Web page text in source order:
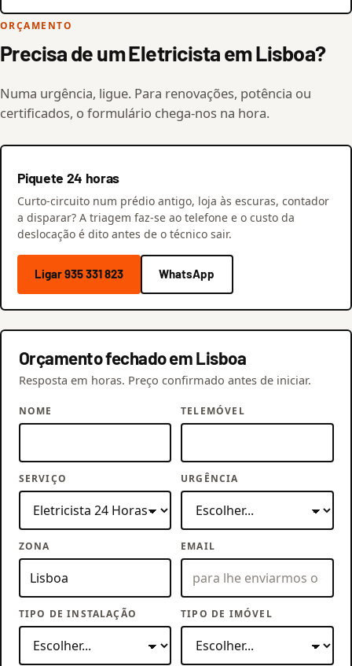
ORÇAMENTO
Precisa de um Eletricista em Lisboa?
Numa urgência, ligue. Para renovações, potência ou
certificados, o formulário chega-nos na hora.
Piquete 24 horas
Curto-circuito num prédio antigo, loja às escuras, contador
a disparar? A triagem faz-se ao telefone e o custo da
deslocação é dito antes de o técnico sair.
Ligar 935 331 823 WhatsApp
Orçamento fechado em Lisboa
Resposta em horas. Preço confirmado antes de iniciar.
NOME TELEMÓVEL
SERVIÇO URGÊNCIA
ZONA EMAIL
TIPO DE INSTALAÇÃO TIPO DE IMÓVEL